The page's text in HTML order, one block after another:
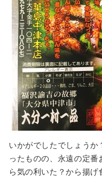
いかがでしたでしょう
ったものの、永遠の定
ら気の利いた？から揚